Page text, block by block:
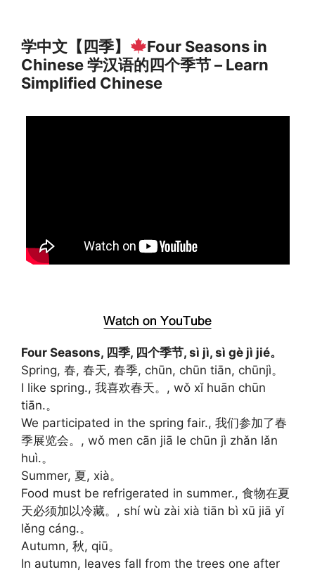
学中文【四季】
Four Seasons in
Chinese 学汉语的四个季节 – Learn
Simplified Chinese
Four Seasons, 四季, 四个季节, sì jì, sì gè jì jié。
Spring, 春, 春天, 春季, chūn, chūn tiān, chūnjì。
I like spring., 我喜欢春天。, wǒ xǐ huān chūn
tiān.。
We participated in the spring fair., 我们参加了春
季展览会。, wǒ men cān jiā le chūn jì zhǎn lǎn
huì.。
Summer, 夏, xià。
Food must be refrigerated in summer., 食物在夏
天必须加以冷藏。, shí wù zài xià tiān bì xū jiā yǐ
lěng cáng.。
Autumn, 秋, qiū。
In autumn, leaves fall from the trees one after